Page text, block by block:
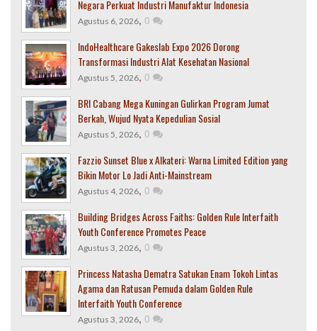
Negara Perkuat Industri Manufaktur Indonesia
Agustus 6, 2026, 0
IndoHealthcare Gakeslab Expo 2026 Dorong
Transformasi Industri Alat Kesehatan Nasional
Agustus 5, 2026, 0
BRI Cabang Mega Kuningan Gulirkan Program Jumat
Berkah, Wujud Nyata Kepedulian Sosial
Agustus 5, 2026, 0
Fazzio Sunset Blue x Alkateri: Warna Limited Edition yang
Bikin Motor Lo Jadi Anti-Mainstream
Agustus 4, 2026, 0
Building Bridges Across Faiths: Golden Rule Interfaith
Youth Conference Promotes Peace
Agustus 3, 2026, 0
Princess Natasha Dematra Satukan Enam Tokoh Lintas
Agama dan Ratusan Pemuda dalam Golden Rule
Interfaith Youth Conference
Agustus 3, 2026, 0